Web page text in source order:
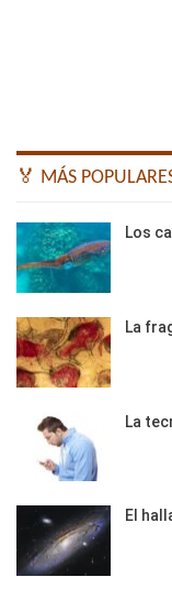
🏅 MÁS
Los
La
La
El